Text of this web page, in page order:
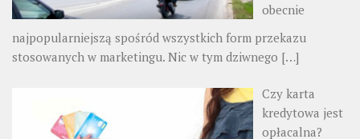
obecnie
najpopularniejszą spośród wszystkich form przekazu
stosowanych w marketingu. Nic w tym dziwnego […]
Czy karta
kredytowa jest
opłacalna?